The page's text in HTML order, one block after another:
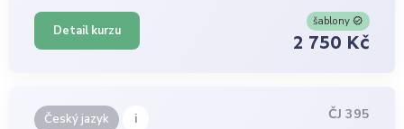
Detail kurzu
šablony
2 750 Kč
Český jazyk i ČJ 395